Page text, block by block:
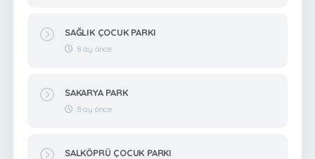
SAĞLIK ÇOCUK PARKI
8 ay önce
SAKARYA PARK
8 ay önce
SALKÖPRÜ ÇOCUK PARKI